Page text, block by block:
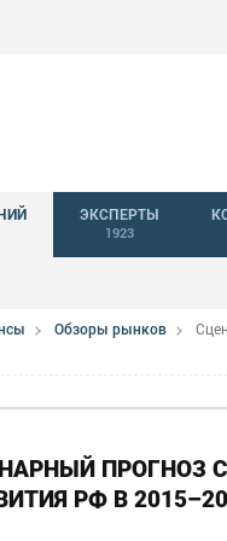
ЭКСПЕРТЫ
1923
Обзоры рынков
ПРОГНОЗ
РФ В